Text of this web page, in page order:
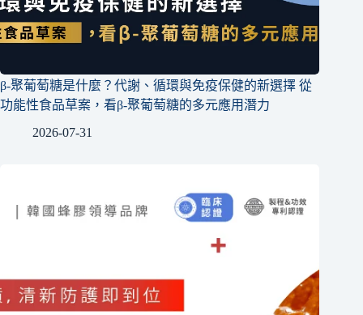
β-聚葡萄糖是什麼？代謝、循環與免疫保健的新選擇 從
功能性食品草案，看β-聚葡萄糖的多元應用潛力
2026-07-31